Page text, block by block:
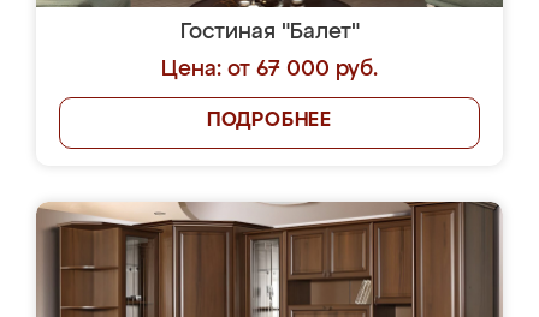
Гостиная "Балет"
Цена: от 67 000 руб.
ПОДРОБНЕЕ